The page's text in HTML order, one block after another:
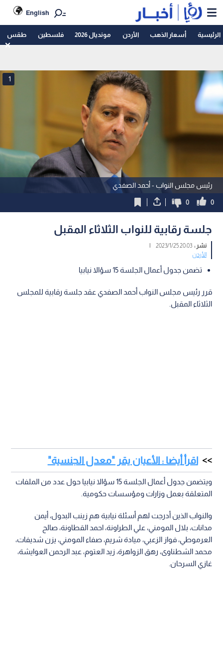
English
الرئيسية أسعار الذهب الأردن مونديال 2026 فلسطين طقس
رئيس مجلس النواب - أحمد الصفدي
1
0
0
جلسة رقابية للنواب الثلاثاء المقبل
نشر :20:03 2023/1/25
|
الأردن
تضمن جدول أعمال الجلسة 15 سؤالا نيابيا
قرر رئيس مجلس النواب أحمد الصفدي عقد جلسة رقابية للمجلس
الثلاثاء المقبل.
اقرأ أيضا : الأعيان يقر "معدل الجنسية"
ويتضمن جدول أعمال الجلسة 15 سؤالا نيابيا حول عدد من الملفات
المتعلقة بعمل وزارات ومؤسسات حكومية.
والنواب الذين أدرجت لهم أسئلة نيابية هم زينب البدول، أيمن
مدانات، بلال المومني، علي الطراونة، احمد القطاونة، صالح
العرموطي، فواز الزعبي، ميادة شريم، صفاء المومني، يزن شديفات،
محمد الشطناوى، رهق الزواهرة، زيد العتوم، عبد الرحمن العوايشة،
غازي السرحان.